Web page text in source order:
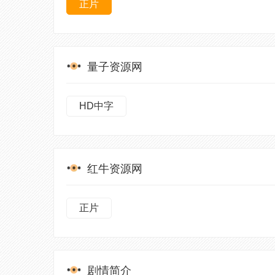
正片
量子资源网
HD中字
红牛资源网
正片
剧情简介